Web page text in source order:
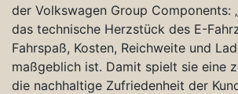
der Volkswagen Group Components:
das technische Herzstück des E-
Fahrspaß, Kosten, Reichweite und
maßgeblich ist. Damit spielt sie eine
die nachhaltige Zufriedenheit der